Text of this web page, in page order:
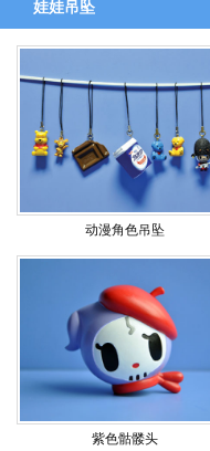
娃娃吊坠
动漫角色吊坠
紫色骷髅头